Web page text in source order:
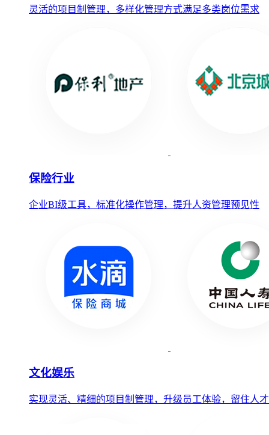
灵活的项目制管理，多样化管理方式满足多类岗位需求
保险行业
企业BI级工具，标准化操作管理，提升人资管理预见性
文化娱乐
实现灵活、精细的项目制管理，升级员工体验，留住人才